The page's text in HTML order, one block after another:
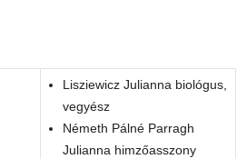
Lisziewicz Julianna biológus,
vegyész
Németh Pálné Parragh
Julianna himzőasszony